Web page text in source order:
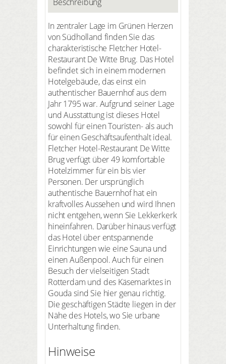
In zentraler Lage im Grünen Herzen
von Südholland finden Sie das
charakteristische Fletcher Hotel-
Restaurant De Witte Brug. Das Hotel
befindet sich in einem modernen
Hotelgebäude, das einst ein
authentischer Bauernhof aus dem
Jahr 1795 war. Aufgrund seiner Lage
und Ausstattung ist dieses Hotel
sowohl für einen Touristen- als auch
für einen Geschäftsaufenthalt ideal.
Fletcher Hotel-Restaurant De Witte
Brug verfügt über 49 komfortable
Hotelzimmer für ein bis vier
Personen. Der ursprünglich
authentische Bauernhof hat ein
kraftvolles Aussehen und wird Ihnen
nicht entgehen, wenn Sie Lekkerkerk
hineinfahren. Darüber hinaus verfügt
das Hotel über entspannende
Einrichtungen wie eine Sauna und
einen Außenpool. Auch für einen
Besuch der vielseitigen Stadt
Rotterdam und des Käsemarktes in
Gouda sind Sie hier genau richtig.
Die geschäftigen Städte liegen in der
Nähe des Hotels, wo Sie urbane
Unterhaltung finden.
Hinweise